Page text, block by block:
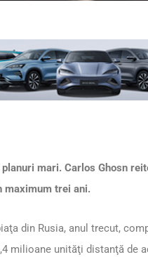
mari. Carlos Ghosn
maximum trei ani.
din Rusia, anul trecut,
milioane unităţi distanţă de